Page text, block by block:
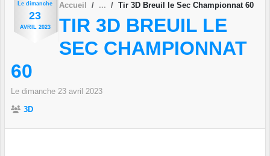
Le dimanche
23
AVRIL 2023
Accueil Tir 3D Breuil le Sec Championnat 60
TIR 3D BREUIL LE
SEC CHAMPIONNAT
60
Le dimanche 23 avril 2023
3D